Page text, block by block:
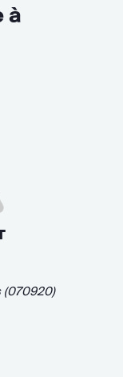
à
(070920)